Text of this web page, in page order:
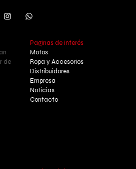
de
Paginas de interés
Motos
Ropa y Accesorios
Distribuidores
Empresa
Noticias
Contacto